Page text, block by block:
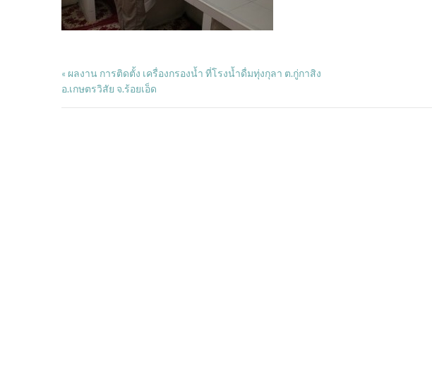
« ผลงาน การติดตั้ง เครื่องกรองน้ำ ที่โรงน้ำดื่มทุ่งกุลา ต.กู่กาสิง
อ.เกษตรวิสัย จ.ร้อยเอ็ด